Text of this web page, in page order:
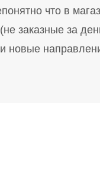
что в
заказные за
новые